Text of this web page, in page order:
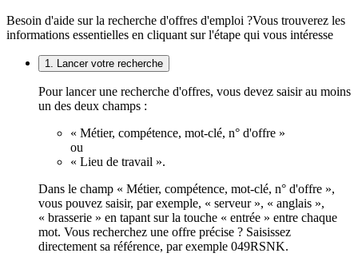
Besoin d'aide sur la recherche d'offres d'emploi ?Vous trouverez les
informations essentielles en cliquant sur l'étape qui vous intéresse
1. Lancer votre recherche
Pour lancer une recherche d'offres, vous devez saisir au moins
un des deux champs :
« Métier, compétence, mot-clé, n° d'offre »
ou
« Lieu de travail ».
Dans le champ « Métier, compétence, mot-clé, n° d'offre »,
vous pouvez saisir, par exemple, « serveur », « anglais »,
« brasserie » en tapant sur la touche « entrée » entre chaque
mot. Vous recherchez une offre précise ? Saisissez
directement sa référence, par exemple 049RSNK.